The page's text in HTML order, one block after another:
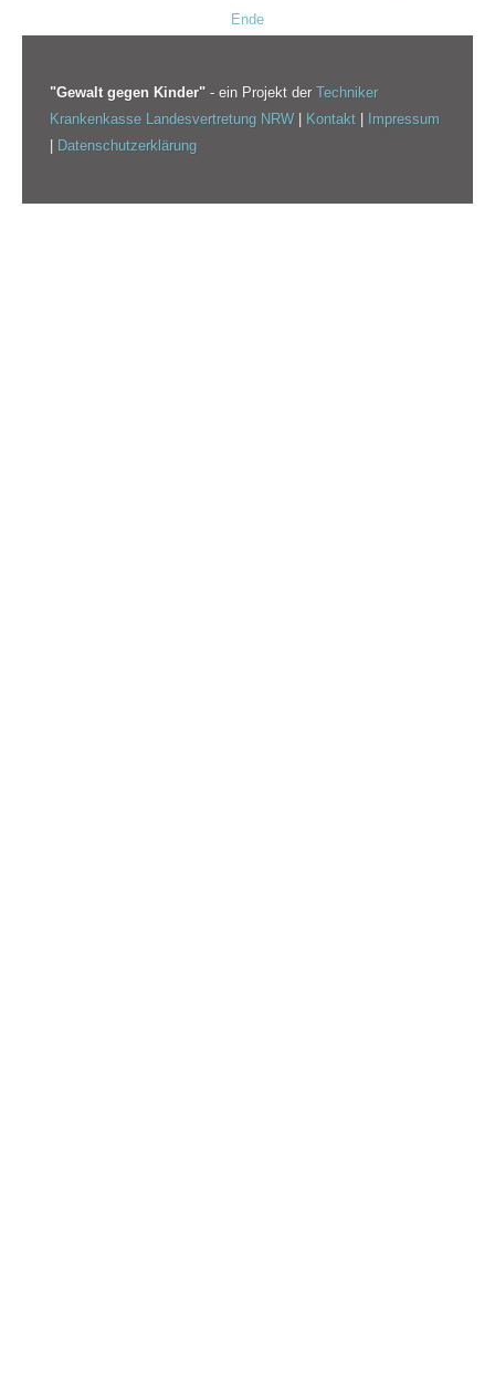
Ende
"Gewalt gegen Kinder" - ein Projekt der Techniker
Krankenkasse Landesvertretung NRW
Kontakt
Impressum
Datenschutzerklärung